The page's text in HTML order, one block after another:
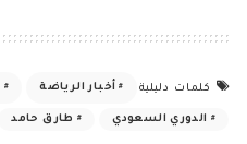
كلمات دليلية أخبار الرياضة
الدوري السعودي طارق حامد